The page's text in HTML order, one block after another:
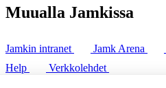
Muualla Jamkissa
Jamkin intranet Jamk Arena
Help
Verkkolehdet